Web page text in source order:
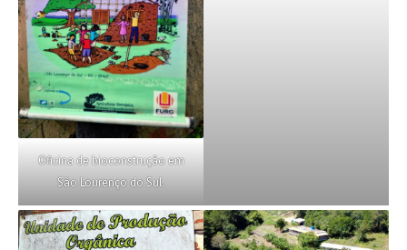
Oficina de bioconstrução em
São Lourenço do Sul.